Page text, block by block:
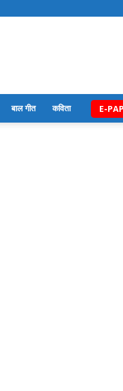
बाल गीत कविता E-